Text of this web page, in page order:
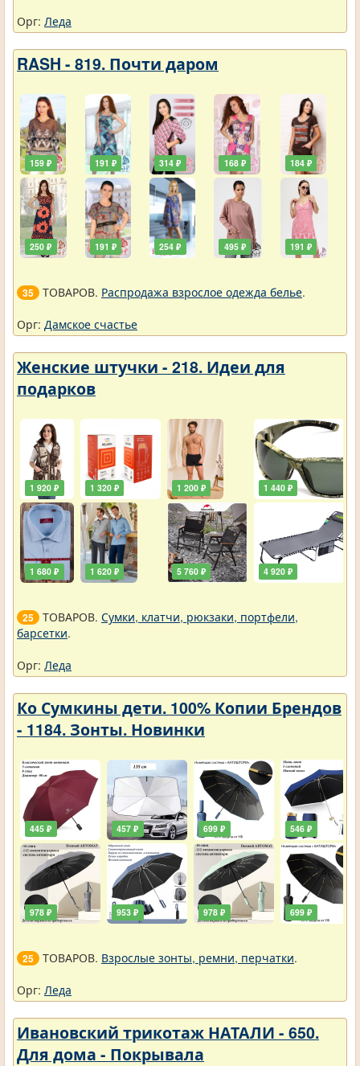
Орг: Леда
RASH - 819. Почти даром
159 ₽
250 ₽
191 ₽
191 ₽
314 ₽
254 ₽
168 ₽
495 ₽
184 ₽
191 ₽
35 ТОВАРОВ. Распродажа взрослое одежда белье.
Орг: Дамское счастье
Женские штучки - 218. Идеи для
подарков
1 920 ₽
1 680 ₽
1 320 ₽
1 620 ₽
1 200 ₽
5 760 ₽
1 440 ₽
4 920 ₽
25 ТОВАРОВ. Сумки, клатчи, рюкзаки, портфели,
барсетки.
Орг: Леда
Ко Сумкины дети. 100% Копии Брендов
- 1184. Зонты. Новинки
445 ₽
978 ₽
457 ₽
953 ₽
699 ₽
978 ₽
546 ₽
699 ₽
25 ТОВАРОВ. Взрослые зонты, ремни, перчатки.
Орг: Леда
Ивановский трикотаж НАТАЛИ - 650.
Для дома - Покрывала